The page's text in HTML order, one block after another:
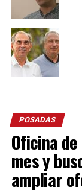
POSADAS
Oficina
mes y
ampliar